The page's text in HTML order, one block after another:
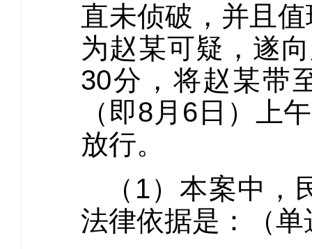
直未侦破，并且
为赵某可疑，遂
30分，将赵某带
（即8月6日）上
放行。
（1）本案中
法律依据是：（单